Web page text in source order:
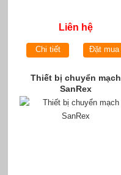
Liên hệ
Chi tiết Đặt mua
Thiết bị chuyển mạch
SanRex